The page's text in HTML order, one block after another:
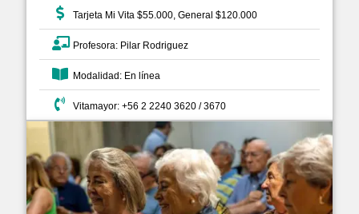
Tarjeta Mi Vita $55.000, General $120.000
Profesora: Pilar Rodriguez
Modalidad: En línea
Vitamayor: +56 2 2240 3620 / 3670